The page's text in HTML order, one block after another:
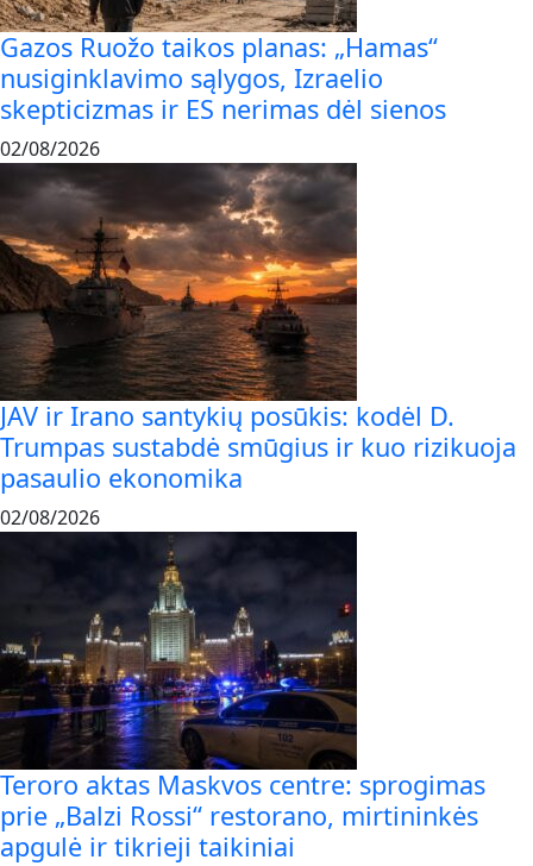
Gazos Ruožo taikos planas: „Hamas“
nusiginklavimo sąlygos, Izraelio
skepticizmas ir ES nerimas dėl sienos
02/08/2026
JAV ir Irano santykių posūkis: kodėl D.
Trumpas sustabdė smūgius ir kuo rizikuoja
pasaulio ekonomika
02/08/2026
Teroro aktas Maskvos centre: sprogimas
prie „Balzi Rossi“ restorano, mirtininkės
apgulė ir tikrieji taikiniai